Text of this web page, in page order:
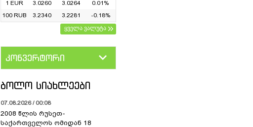
1 EUR
3.0260 3.0264
0.01%
100 RUB
3.2340 3.2281
-0.18%
ყველა ვალუტა
კონვერტორი
ᲑᲝᲚᲝ ᲡᲘᲐᲮᲚᲔᲔᲑᲘ
07.08.2026 / 00:08
2008 წლის რუსეთ-
საქართველოს ომიდან 18